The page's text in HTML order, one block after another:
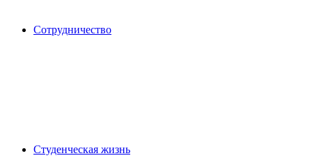
Сотрудничество
Студенческая жизнь